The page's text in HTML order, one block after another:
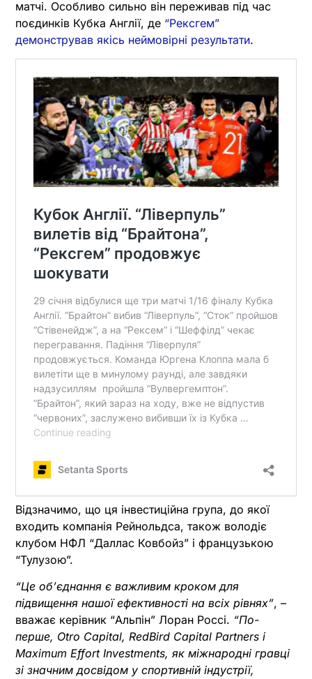
матчі. Особливо сильно він переживав під час
поєдинків Кубка Англії, де “Рексгем”
демонстрував якісь неймовірні результати.
Відзначимо, що ця інвестиційна група, до якої
входить компанія Рейнольдса, також володіє
клубом НФЛ “Даллас Ковбойз” і французькою
“Тулузою”.
“Це об’єднання є важливим кроком для
підвищення нашої ефективності на всіх рівнях”, –
вважає керівник “Альпін” Лоран Россі. “По-
перше, Otro Capital, RedBird Capital Partners і
Maximum Effort Investments, як міжнародні гравці
зі значним досвідом у спортивній індустрії,